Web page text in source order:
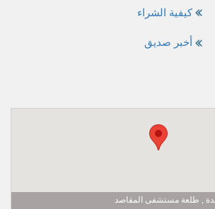
كيفية الشراء
أخبر صديق
, طلعة مستشفى المقاصد